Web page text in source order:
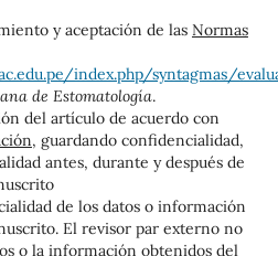
y aceptación de las Normas
index.php/syntagmas/
de Estomatología.
del artículo de acuerdo con
, guardando confidencialidad,
antes, durante y después de
de los datos o información
El revisor par externo no
o la información obtenidos del